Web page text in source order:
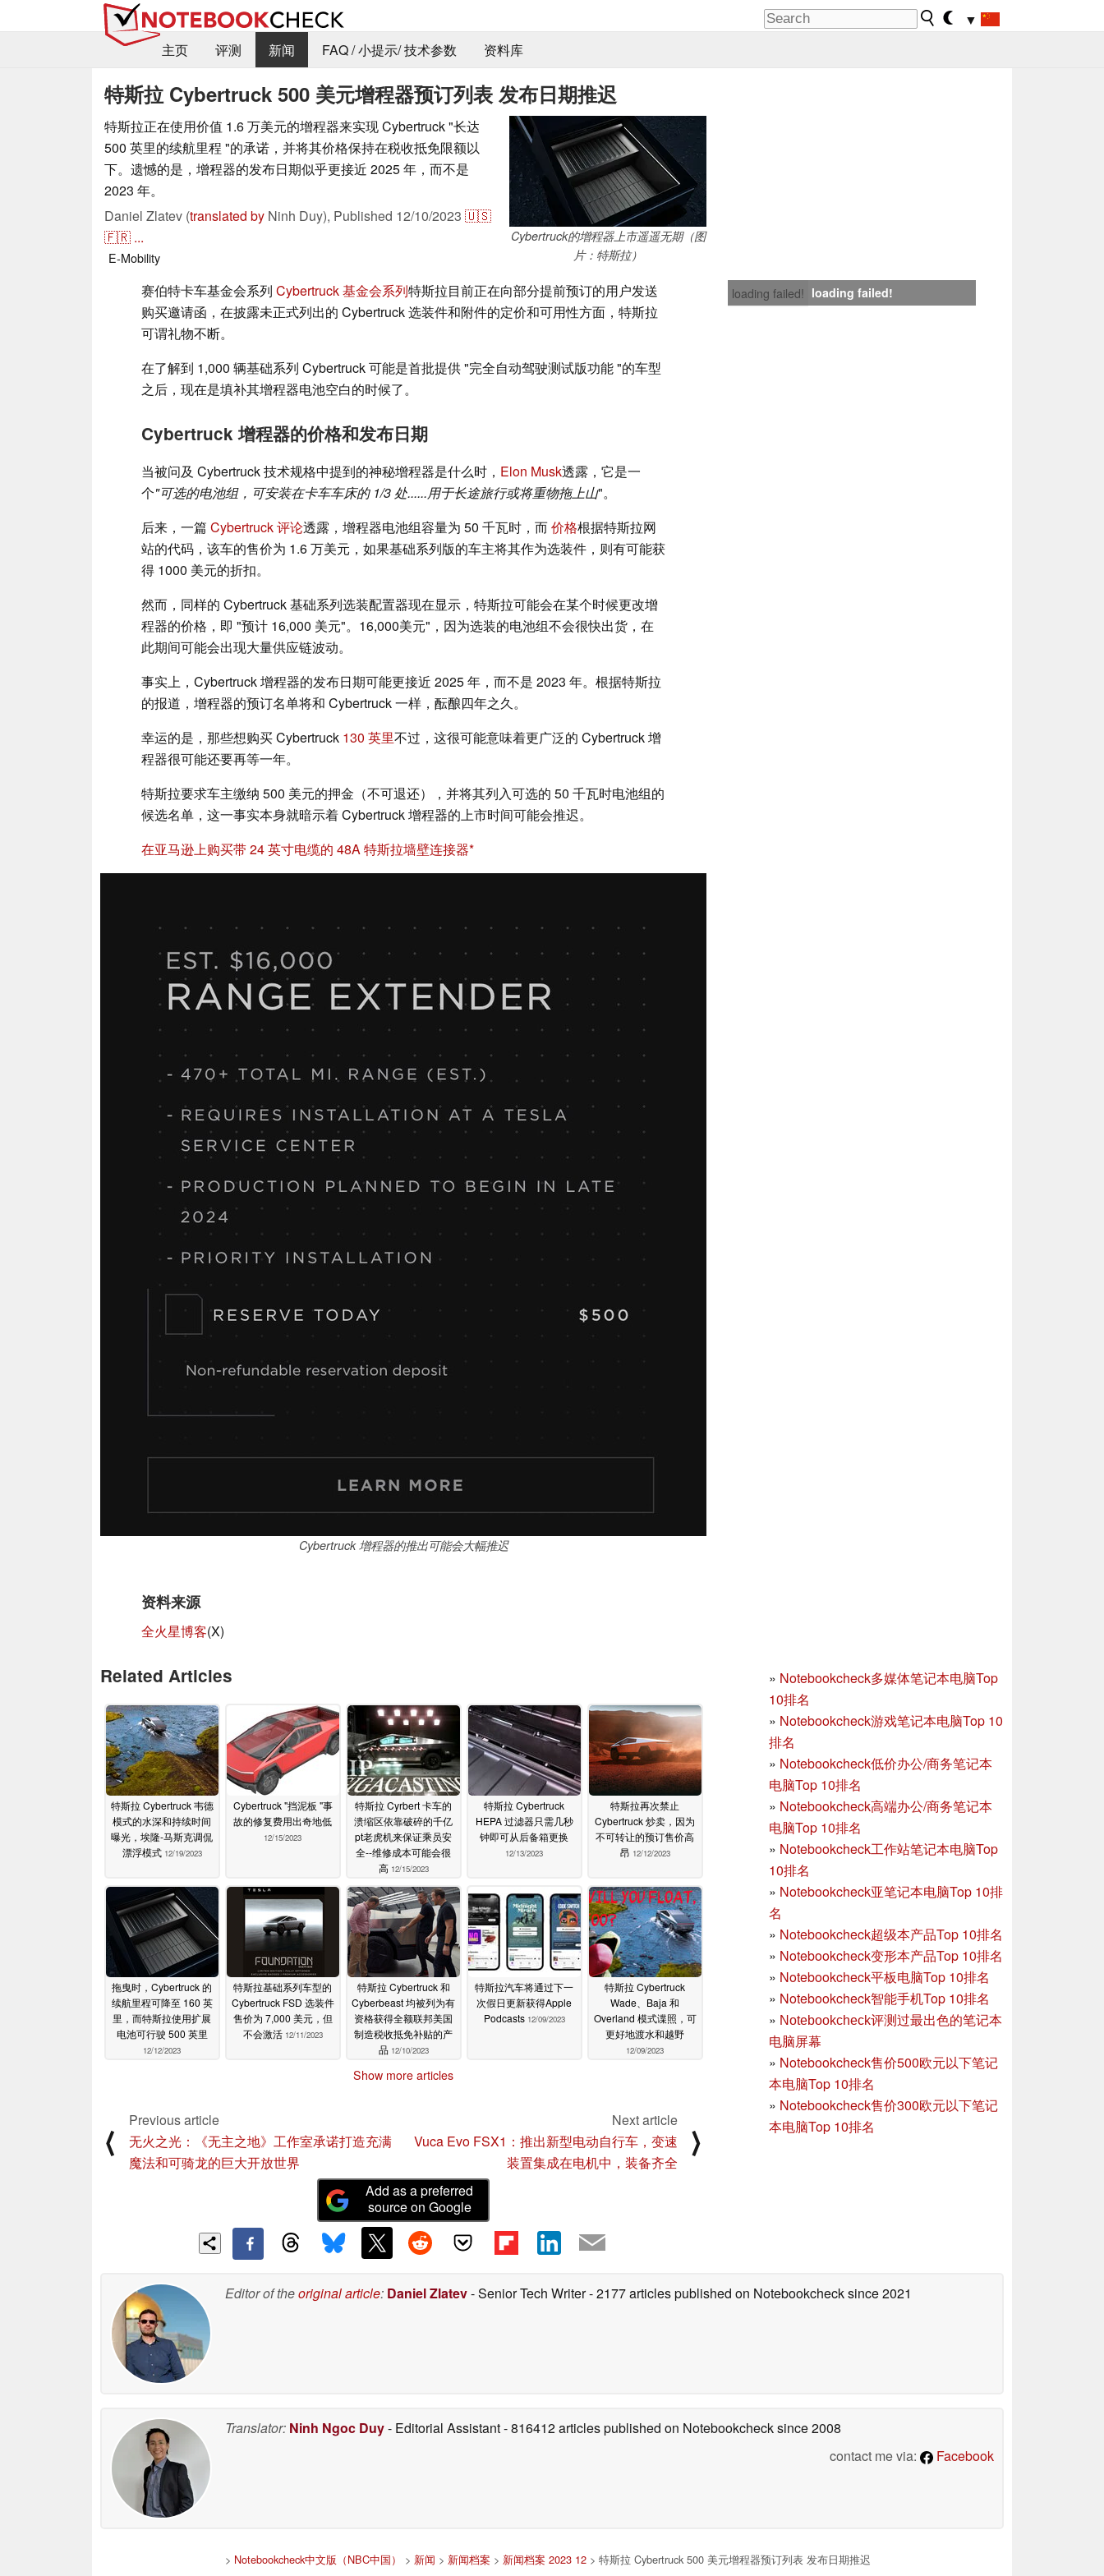
▼
主页
评测 新闻 FAQ / 小提示/ 技术参数 资料库
特斯拉 Cybertruck 500 美元增程器预订列表 发布日期推迟
Cybertruck的增程器上市遥遥无期（图
片：特斯拉）
特斯拉正在使用价值 1.6 万美元的增程器来实现 Cybertruck "长达
500 英里的续航里程 "的承诺，并将其价格保持在税收抵免限额以
下。遗憾的是，增程器的发布日期似乎更接近 2025 年，而不是
2023 年。
Daniel Zlatev (translated by Ninh Duy), Published 12/10/2023 🇺🇸
🇫🇷 ...
E-Mobility
loading failed! loading failed!
赛伯特卡车基金会系列 Cybertruck 基金会系列特斯拉目前正在向部分提前预订的用户发送
购买邀请函，在披露未正式列出的 Cybertruck 选装件和附件的定价和可用性方面，特斯拉
可谓礼物不断。
在了解到 1,000 辆基础系列 Cybertruck 可能是首批提供 "完全自动驾驶测试版功能 "的车型
之后，现在是填补其增程器电池空白的时候了。
Cybertruck 增程器的价格和发布日期
当被问及 Cybertruck 技术规格中提到的神秘增程器是什么时， Elon Musk透露，它是一
个"可选的电池组，可安装在卡车车床的 1/3 处......用于长途旅行或将重物拖上山"。
后来，一篇 Cybertruck 评论透露，增程器电池组容量为 50 千瓦时，而价格根据特斯拉网
站的代码，该车的售价为 1.6 万美元，如果基础系列版的车主将其作为选装件，则有可能获
得 1000 美元的折扣。
然而，同样的 Cybertruck 基础系列选装配置器现在显示，特斯拉可能会在某个时候更改增
程器的价格，即 "预计 16,000 美元"。16,000美元"，因为选装的电池组不会很快出货，在
此期间可能会出现大量供应链波动。
事实上，Cybertruck 增程器的发布日期可能更接近 2025 年，而不是 2023 年。根据特斯拉
的报道，增程器的预订名单将和 Cybertruck 一样，酝酿四年之久。
幸运的是，那些想购买 Cybertruck 130 英里不过，这很可能意味着更广泛的 Cybertruck 增
程器很可能还要再等一年。
特斯拉要求车主缴纳 500 美元的押金（不可退还），并将其列入可选的 50 千瓦时电池组的
候选名单，这一事实本身就暗示着 Cybertruck 增程器的上市时间可能会推迟。
在亚马逊上购买带 24 英寸电缆的 48A 特斯拉墙壁连接器
Cybertruck 增程器的推出可能会大幅推迟
资料来源
全火星博客(X)
» Notebookcheck多媒体笔记本电脑Top
10排名
» Notebookcheck游戏笔记本电脑Top 10
排名
» Notebookcheck低价办公/商务笔记本
电脑Top 10排名
» Notebookcheck高端办公/商务笔记本
电脑Top 10排名
» Notebookcheck工作站笔记本电脑Top
10排名
» Notebookcheck亚笔记本电脑Top 10排
名
» Notebookcheck超级本产品Top 10排名
» Notebookcheck变形本产品Top 10排名
» Notebookcheck平板电脑Top 10排名
» Notebookcheck智能手机Top 10排名
» Notebookcheck评测过最出色的笔记本
电脑屏幕
» Notebookcheck售价500欧元以下笔记
本电脑Top 10排名
» Notebookcheck售价300欧元以下笔记
本电脑Top 10排名
Related Articles
特斯拉 Cybertruck 韦德
模式的水深和持续时间
曝光，埃隆-马斯克调侃
漂浮模式 12/19/2023
Cybertruck "挡泥板 "事
故的修复费用出奇地低
12/15/2023
特斯拉 Cyrbert 卡车的
溃缩区依靠破碎的千亿
pt老虎机来保证乘员安
全--维修成本可能会很
高 12/15/2023
特斯拉 Cybertruck
HEPA 过滤器只需几秒
钟即可从后备箱更换
12/13/2023
特斯拉再次禁止
Cybertruck 炒卖，因为
不可转让的预订售价高
昂 12/12/2023
拖曳时，Cybertruck 的
续航里程可降至 160 英
里，而特斯拉使用扩展
电池可行驶 500 英里
12/12/2023
特斯拉基础系列车型的
Cybertruck FSD 选装件
售价为 7,000 美元，但
不会激活 12/11/2023
特斯拉 Cybertruck 和
Cyberbeast 均被列为有
资格获得全额联邦美国
制造税收抵免补贴的产
品 12/10/2023
特斯拉汽车将通过下一
次假日更新获得Apple
Podcasts 12/09/2023
特斯拉 Cybertruck
Wade、Baja 和
Overland 模式谍照，可
更好地渡水和越野
12/09/2023
Show more articles
⟨
Previous article
无火之光：《无主之地》工作室承诺打造充满
魔法和可骑龙的巨大开放世界
Next article
Vuca Evo FSX1：推出新型电动自行车，变速
装置集成在电机中，装备齐全
⟩
Add as a preferred
source on Google
Editor of theoriginal article: Daniel Zlatev- Senior Tech Writer- 2177 articles published on Notebookchecksince 2021
Translator: Ninh Ngoc Duy- Editorial Assistant- 816412 articles published on Notebookchecksince 2008
contact me via:
Facebook
> Notebookcheck中文版（NBC中国） > 新闻 > 新闻档案 > 新闻档案 2023 12 > 特斯拉 Cybertruck 500 美元增程器预订列表 发布日期推迟